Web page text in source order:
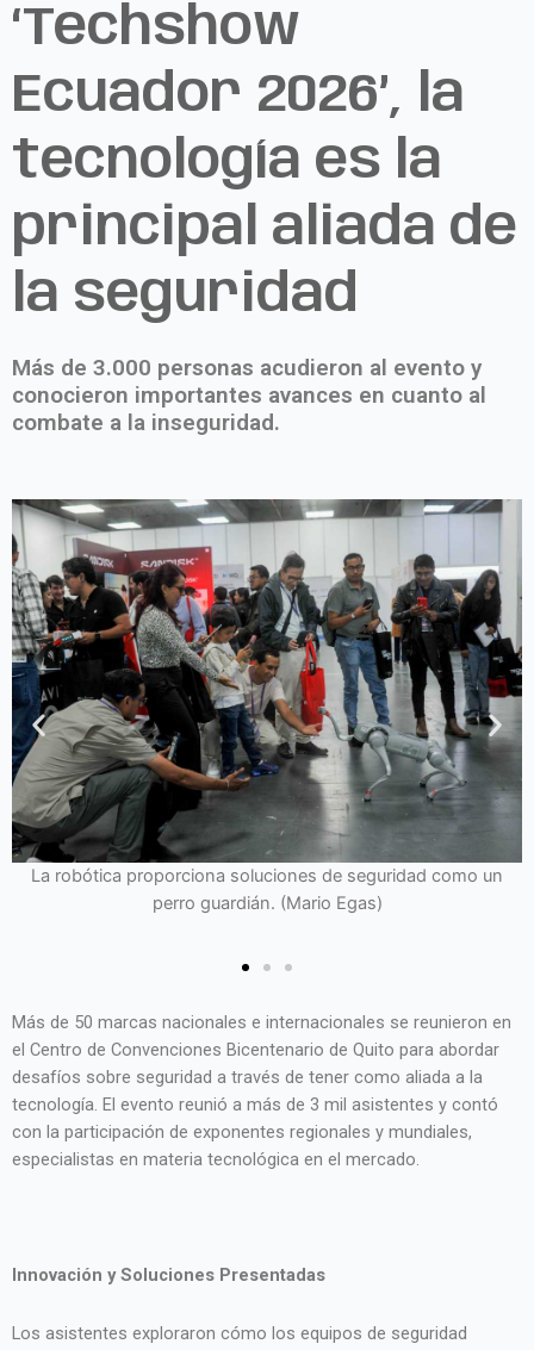
‘Techshow
Ecuador 2026’, la
tecnología es la
principal aliada de
la seguridad
Más de 3.000 personas acudieron al evento y
conocieron importantes avances en cuanto al
combate a la inseguridad.
La robótica proporciona soluciones de seguridad como un
perro guardián. (Mario Egas)
Más de 50 marcas nacionales e internacionales se reunieron en
el Centro de Convenciones Bicentenario de Quito para abordar
desafíos sobre seguridad a través de tener como aliada a la
tecnología. El evento reunió a más de 3 mil asistentes y contó
con la participación de exponentes regionales y mundiales,
especialistas en materia tecnológica en el mercado.
Innovación y Soluciones Presentadas
Los asistentes exploraron cómo los equipos de seguridad